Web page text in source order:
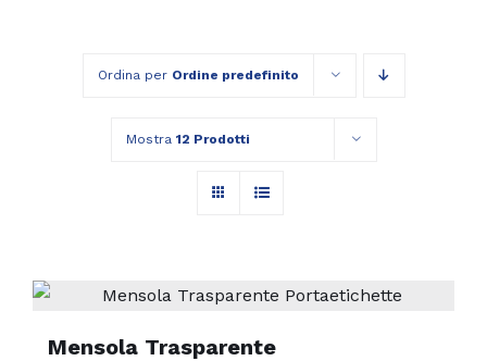
Ordina per Ordine predefinito
Mostra 12 Prodotti
Mensola Trasparente